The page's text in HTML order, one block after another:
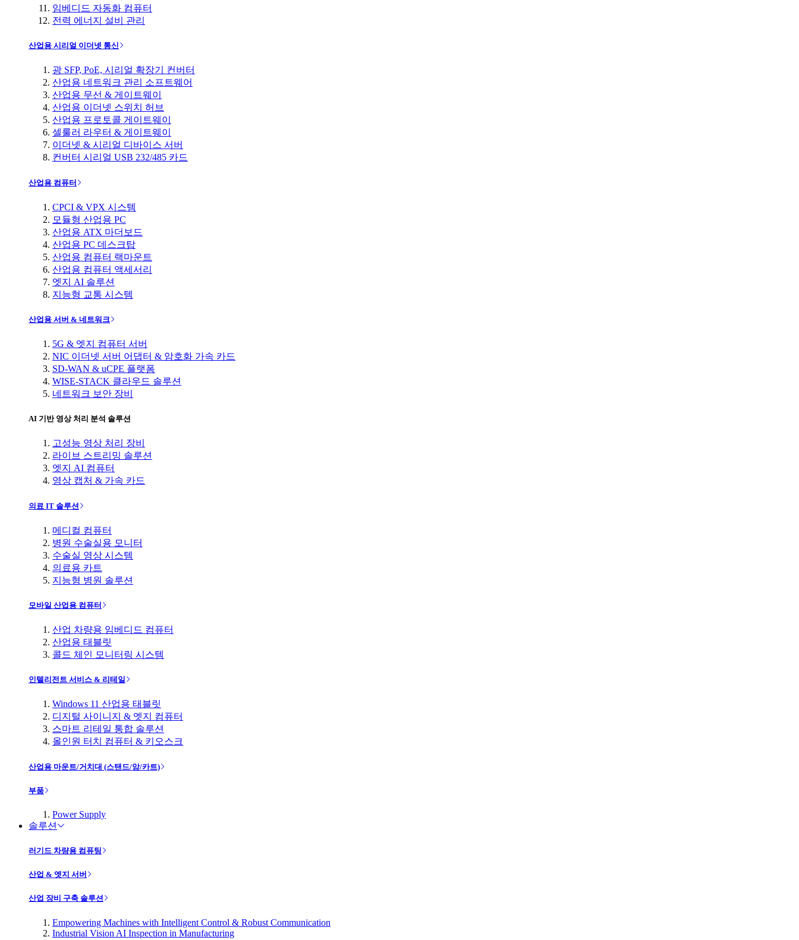
임베디드 자동화 컴퓨터
전력 에너지 설비 관리
산업용 시리얼 이더넷 통신
광 SFP, PoE, 시리얼 확장기 컨버터
산업용 네트워크 관리 소프트웨어
산업용 무선 & 게이트웨이
산업용 이더넷 스위치 허브
산업용 프로토콜 게이트웨이
셀룰러 라우터 & 게이트웨이
이더넷 & 시리얼 디바이스 서버
컨버터 시리얼 USB 232/485 카드
산업용 컴퓨터
CPCI & VPX 시스템
모듈형 산업용 PC
산업용 ATX 마더보드
산업용 PC 데스크탑
산업용 컴퓨터 랙마운트
산업용 컴퓨터 액세서리
엣지 AI 솔루션
지능형 교통 시스템
산업용 서버 & 네트워크
5G & 엣지 컴퓨터 서버
NIC 이더넷 서버 어댑터 & 암호화 가속 카드
SD-WAN & uCPE 플랫폼
WISE-STACK 클라우드 솔루션
네트워크 보안 장비
AI 기반 영상 처리 분석 솔루션
고성능 영상 처리 장비
라이브 스트리밍 솔루션
엣지 AI 컴퓨터
영상 캡처 & 가속 카드
의료 IT 솔루션
메디컬 컴퓨터
병원 수술실용 모니터
수술실 영상 시스템
의료용 카트
지능형 병원 솔루션
모바일 산업용 컴퓨터
산업 차량용 임베디드 컴퓨터
산업용 태블릿
콜드 체인 모니터링 시스템
인텔리전트 서비스 & 리테일
Windows 11 산업용 태블릿
디지털 사이니지 & 엣지 컴퓨터
스마트 리테일 통합 솔루션
올인원 터치 컴퓨터 & 키오스크
산업용 마운트/거치대 (스탠드/암/카트)
부품
Power Supply
솔루션
러기드 차량용 컴퓨팅
산업 & 엣지 서버
산업 장비 구축 솔루션
Empowering Machines with Intelligent Control & Robust Communication
Industrial Vision AI Inspection in Manufacturing